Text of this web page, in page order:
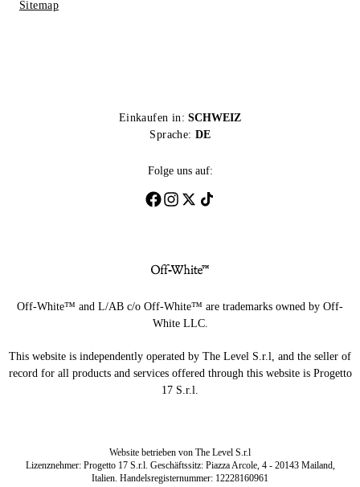
Sitemap
Einkaufen in: SCHWEIZ
Sprache: DE
Folge uns auf:
Off-White™ and L/AB c/o Off-White™ are trademarks owned by Off-
White LLC.
This website is independently operated by The Level S.r.l, and the seller of
record for all products and services offered through this website is Progetto
17 S.r.l.
Website betrieben von The Level S.r.l
Lizenznehmer: Progetto 17 S.r.l. Geschäftssitz: Piazza Arcole, 4 - 20143 Mailand,
Italien. Handelsregisternummer: 12228160961